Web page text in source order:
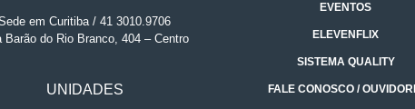
em Curitiba / 41 3010.9706
Barão do Rio Branco, 404 – Centro
UNIDADES
EVENTOS
ELEVENFLIX
SISTEMA QUALITY
FALE CONOSCO /